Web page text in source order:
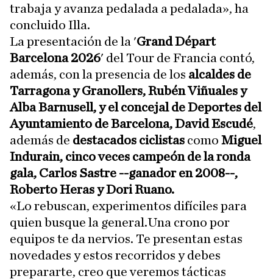
trabaja y avanza pedalada a pedalada», ha
concluido Illa.
La presentación de la 'Grand Départ
Barcelona 2026' del Tour de Francia contó,
además, con la presencia de los alcaldes de
Tarragona y Granollers, Rubén Viñuales y
Alba Barnusell, y el concejal de Deportes del
Ayuntamiento de Barcelona, David Escudé,
además de destacados ciclistas como Miguel
Indurain, cinco veces campeón de la ronda
gala, Carlos Sastre --ganador en 2008--,
Roberto Heras y Dori Ruano.
«Lo rebuscan, experimentos difíciles para
quien busque la general.Una crono por
equipos te da nervios. Te presentan estas
novedades y estos recorridos y debes
prepararte, creo que veremos tácticas